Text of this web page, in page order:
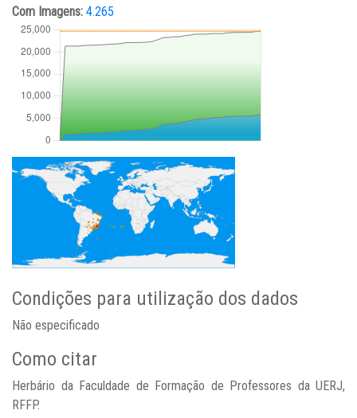
Com Imagens: 4.265
Condições para utilização dos dados
Não especificado
Como citar
Herbário da Faculdade de Formação de Professores da UERJ,
RFFP.